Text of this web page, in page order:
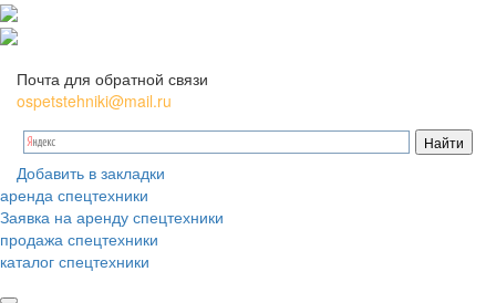
Почта для обратной связи
ospetstehniki@mail.ru
Добавить в закладки
аренда спецтехники
Заявка на аренду спецтехники
продажа спецтехники
каталог спецтехники